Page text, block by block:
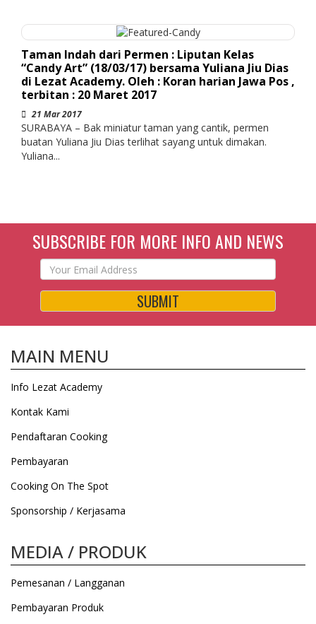
Taman Indah dari Permen : Liputan Kelas
“Candy Art” (18/03/17) bersama Yuliana Jiu Dias
di Lezat Academy. Oleh : Koran harian Jawa Pos ,
terbitan : 20 Maret 2017
21 Mar 2017
SURABAYA – Bak miniatur taman yang cantik, permen
buatan Yuliana Jiu Dias terlihat sayang untuk dimakan.
Yuliana...
SUBSCRIBE FOR MORE INFO AND NEWS
SUBMIT
MAIN MENU
Info Lezat Academy
Kontak Kami
Pendaftaran Cooking
Pembayaran
Cooking On The Spot
Sponsorship / Kerjasama
MEDIA / PRODUK
Pemesanan / Langganan
Pembayaran Produk